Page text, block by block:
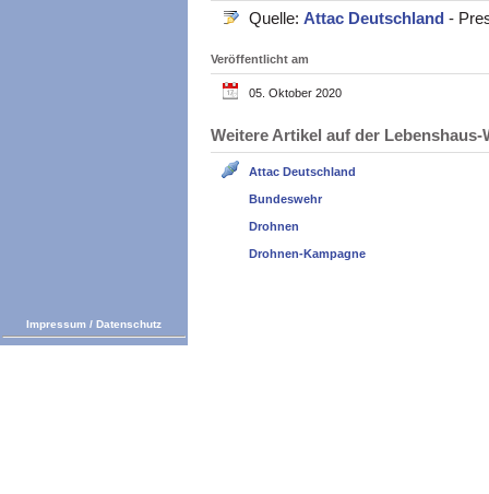
Quelle: Attac Deutschland -
Veröffentlicht am
05. Oktober 2020
Weitere Artikel auf der
Attac Deutschland
Bundeswehr
Drohnen
Drohnen-Kampagne
Impressum / Datenschutz